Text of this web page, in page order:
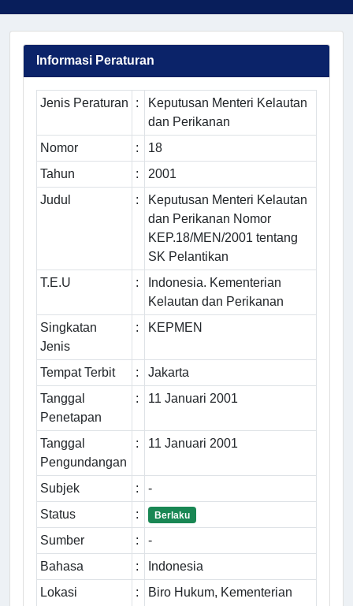
Informasi Peraturan
Jenis Peraturan :
Keputusan Menteri Kelautan
dan Perikanan
Nomor
:
18
Tahun
:
2001
Judul
:
Keputusan Menteri Kelautan
dan Perikanan Nomor
KEP.18/MEN/2001 tentang
SK Pelantikan
T.E.U
:
Indonesia. Kementerian
Kelautan dan Perikanan
Singkatan
Jenis
: KEPMEN
Tempat Terbit :
Jakarta
Tanggal
Penetapan
: 11 Januari 2001
Tanggal
Pengundangan
: 11 Januari 2001
Subjek :
-
Status
: Berlaku
Sumber :
-
Bahasa
:
Indonesia
Lokasi
:
Biro Hukum, Kementerian